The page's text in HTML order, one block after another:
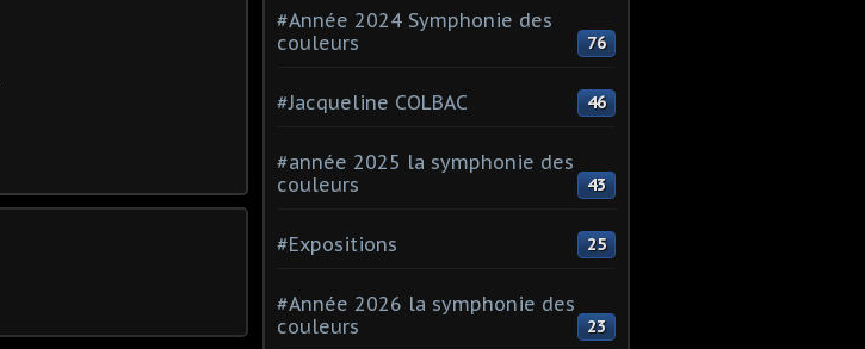
#Année 2024 Symphonie des
couleurs
76
#Jacqueline COLBAC 46
#année 2025 la symphonie des
couleurs
43
#Expositions 25
#Année 2026 la symphonie des
couleurs
23